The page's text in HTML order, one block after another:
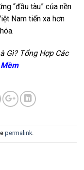
“đầu tàu” của nền
Nam tiến xa hơn
Gì? Tổng Hợp Các
permalink.